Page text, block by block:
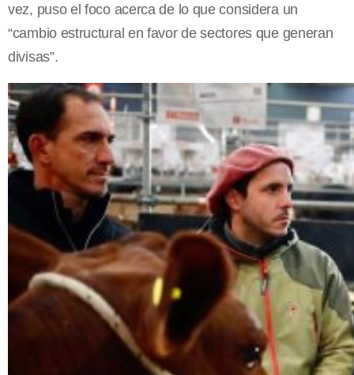
vez, puso el foco acerca de lo que considera un
“cambio estructural en favor de sectores que generan
divisas”.